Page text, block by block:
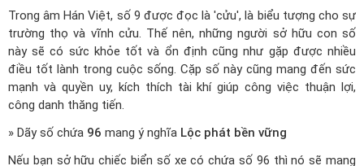
Trong âm Hán Việt, số 9 được đọc là 'cửu', là biểu tượng cho sự
trường thọ và vĩnh cửu. Thế nên, những người sở hữu con số
này sẽ có sức khỏe tốt và ổn định cũng như gặp được nhiều
điều tốt lành trong cuộc sống. Cặp số này cũng mang đến sức
mạnh và quyền uy, kích thích tài khí giúp công việc thuận lợi,
công danh thăng tiến.
» Dãy số chứa 96 mang ý nghĩa Lộc phát bền vững
Nếu bạn sở hữu chiếc biển số xe có chứa số 96 thì nó sẽ mang